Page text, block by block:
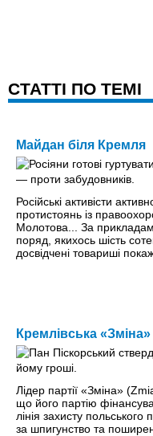
CТАТТІ ПО ТЕМІ
Майдан біля Кремля
Російські активісти
протистоянь із
Молотова... За
поряд, якихось шість
досвідчені товариші
Кремлівська «Зміна»
Лідер партії «Зміна»
що його партію
лінія захисту
за шпигунство та